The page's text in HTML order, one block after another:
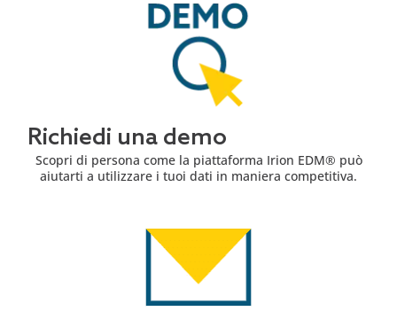
Richiedi una demo
Scopri di persona come la piattaforma Irion EDM® può
aiutarti a utilizzare i tuoi dati in maniera competitiva.